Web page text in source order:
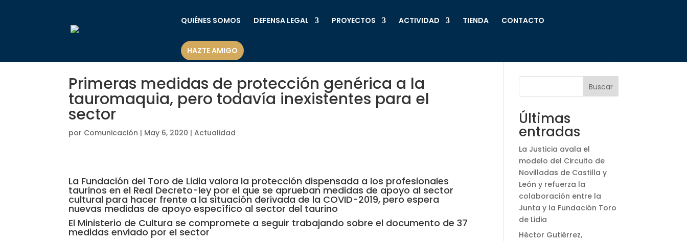
QUIÉNES SOMOS DEFENSA LEGAL PROYECTOS ACTIVIDAD TIENDA CONTACTO
HAZTE AMIGO
Primeras medidas de protección genérica a la
tauromaquia, pero todavía inexistentes para el
sector
por Comunicación | May 6, 2020 |Actualidad
La Fundación del Toro de Lidia valora la protección dispensada a los profesionales
taurinos en el Real Decreto-ley por el que se aprueban medidas de apoyo al sector
cultural para hacer frente a la situación derivada de la COVID-2019, pero espera
nuevas medidas de apoyo específico al sector del taurino
El Ministerio de Cultura se compromete a seguir trabajando sobre el documento de 37
medidas enviado por el sector
Buscar
Últimas
entradas
La Justicia avala el
modelo del Circuito de
Novilladas de Castilla y
León y refuerza la
colaboración entre la
Junta y la Fundación Toro
de Lidia
Héctor Gutiérrez,